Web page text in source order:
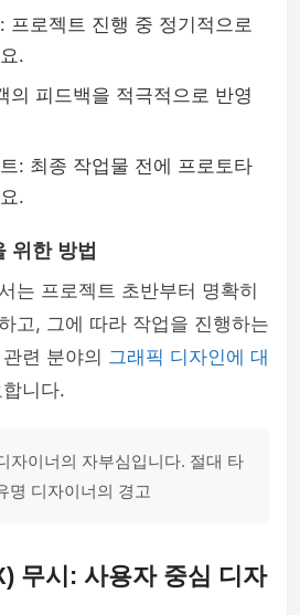
프로젝트 진행 중 정기적으로
.
의 피드백을 적극적으로 반영
: 최종 작업물 전에 프로토타
.
위한 방법
는 프로젝트 초반부터 명확히
고, 그에 따라 작업을 진행하는
련 분야의 그래픽 디자인에 대
니다.
자이너의 자부심입니다. 절대 타
명 디자이너의 경고
무시: 사용자 중심 디자